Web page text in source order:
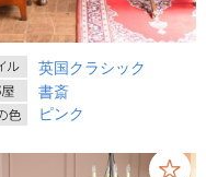
英国クラシック
書斎
ピンク